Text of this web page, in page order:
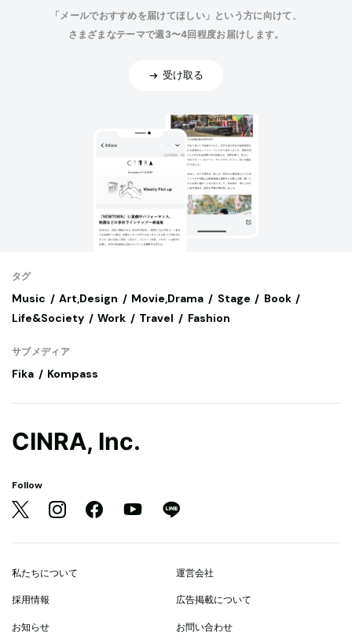
「メールでおすすめを届けてほしい」という方に向けて、
さまざまなテーマで週3〜4回程度お届けします。
受け取る
タグ
Music Art,Design Movie,Drama Stage
Book
Life&Society
Work Travel Fashion
サブメディア
Fika Kompass
CINRA, Inc.
Follow
私たちについて 運営会社
採用情報 広告掲載について
お知らせ お問い合わせ